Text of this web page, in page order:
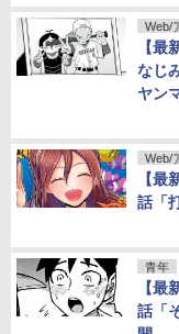
Web/
【
なじ
ヤン
Web/
【
話「
青年
【
話「